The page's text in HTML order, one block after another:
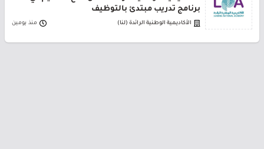
برنامج تدريب مبتدئ بالتوظيف
الأكاديمية الوطنية الرائدة (لنا) منذ يومين